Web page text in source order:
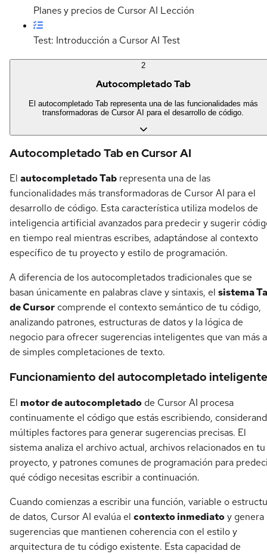
Planes y precios de Cursor AI Lección
Test: Introducción a Cursor AI Test
2
Autocompletado Tab
El autocompletado Tab representa una de las funcionalidades más
transformadoras de Cursor AI para el desarrollo de código.
Autocompletado Tab en Cursor AI
El autocompletado Tab representa una de las
funcionalidades más transformadoras de Cursor AI para el
desarrollo de código. Esta característica utiliza modelos de
inteligencia artificial avanzados para predecir y sugerir
en tiempo real mientras escribes, adaptándose al contexto
específico de tu proyecto y estilo de programación.
A diferencia de los autocompletados tradicionales que se
basan únicamente en palabras clave y sintaxis, el sistema
de Cursor comprende el contexto semántico de tu código,
analizando patrones, estructuras de datos y la lógica de
negocio para ofrecer sugerencias inteligentes que van más
de simples completaciones de texto.
Funcionamiento del autocompletado inteligente
El motor de autocompletado de Cursor AI procesa
continuamente el código que estás escribiendo,
múltiples factores para generar sugerencias precisas. El
sistema analiza el archivo actual, archivos relacionados en tu
proyecto, y patrones comunes de programación para
qué código necesitas escribir a continuación.
Cuando comienzas a escribir una función, variable o
de datos, Cursor AI evalúa el contexto inmediatoy genera
sugerencias que mantienen coherencia con el estilo y
arquitectura de tu código existente. Esta capacidad de